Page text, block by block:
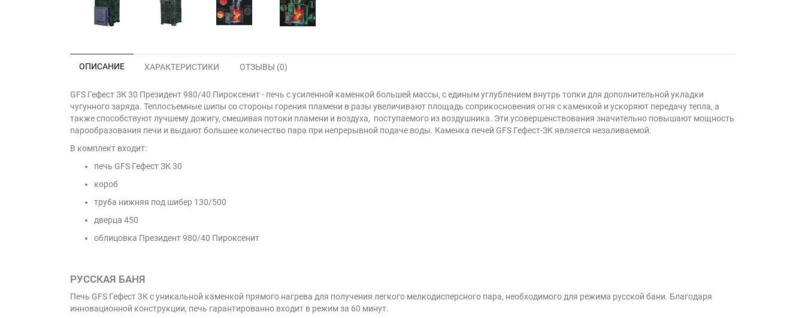
ОПИСАНИЕ ХАРАКТЕРИСТИКИ ОТЗЫВЫ (0)
GFS Гефест ЗК 30 Президент 980/40 Пироксенит - печь с усиленной каменкой большей массы, с единым углублением внутрь топки для дополнительной укладки
чугунного заряда. Теплосъемные шипы со стороны горения пламени в разы увеличивают площадь соприкосновения огня с каменкой и ускоряют передачу тепла, а
также способствуют лучшему дожигу, смешивая потоки пламени и воздуха, поступаемого из воздушника. Эти усовершенствования значительно повышают мощность
парообразования печи и выдают большее количество пара при непрерывной подаче воды. Каменка печей GFS Гефест-ЗК является незаливаемой.
В комплект входит:
печь GFS Гефест ЗК 30
короб
труба нижняя под шибер 130/500
дверца 450
облицовка Президент 980/40 Пироксенит
РУССКАЯ БАНЯ
Печь GFS Гефест 3К с уникальной каменкой прямого нагрева для получения легкого мелкодисперсного пара, необходимого для режима русской бани. Благодаря
инновационной конструкции, печь гарантированно входит в режим за 60 минут.